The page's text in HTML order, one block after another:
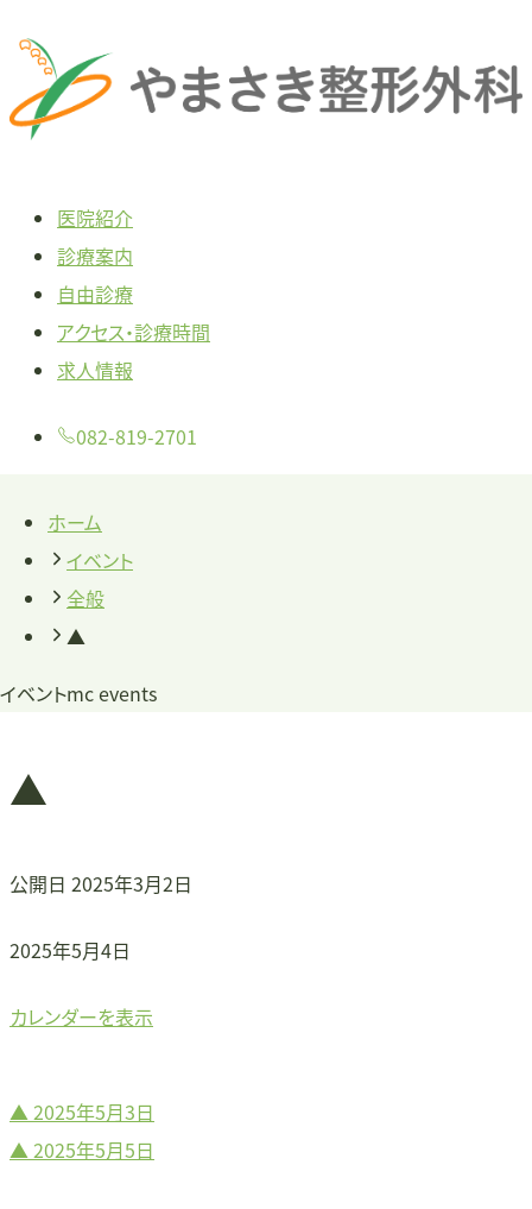
へ
医院紹介
診療案内
自由診療
アクセス・診療時間
求人情報
082-819-2701
イベントmc events
ホーム
イベント
全般
▲
▲
公開日 2025年3月2日
▲
2025年5月4日
カレンダーを表示
投
▲ 2025年5月3日
▲ 2025年5月5日